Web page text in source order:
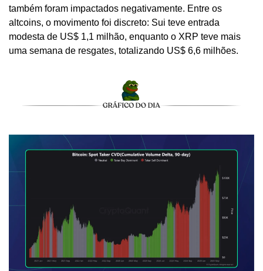
também foram impactados negativamente. Entre os
altcoins, o movimento foi discreto: Sui teve entrada
modesta de US$ 1,1 milhão, enquanto o XRP teve mais
uma semana de resgates, totalizando US$ 6,6 milhões.